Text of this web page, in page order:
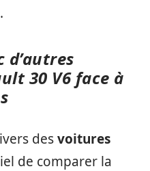
d’autres
30 V6 face à
desvoitures
de comparer la